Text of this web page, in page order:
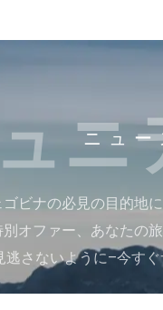
ニュ
ビナの必見の目的地
オファー、あなたの
逃さないように–今す